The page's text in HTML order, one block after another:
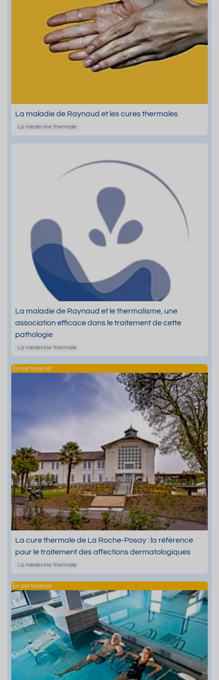
La maladie de Raynaud et les cures thermales
La médecine thermale
La maladie de Raynaud et le thermalisme, une
association efficace dans le traitement de cette
pathologie
La médecine thermale
La cure thermale de La Roche-Posay : la référence
pour le traitement des affections dermatologiques
La médecine thermale